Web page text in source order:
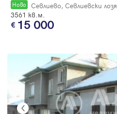
Новo
Севлиево, Севлиевски лозя
3561 кв.м.
15 000